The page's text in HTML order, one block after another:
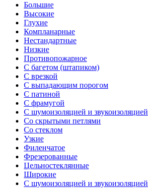
Большие
Высокие
Глухие
Компланарные
Нестандартные
Низкие
Противопожарное
С багетом (штапиком)
С врезкой
С выпадающим порогом
С патиной
С фрамугой
С шумоизоляцией и звукоизоляцией
Со скрытыми петлями
Со стеклом
Узкие
Филенчатое
Фрезерованные
Цельностеклянные
Широкие
С шумоизоляцией и звукоизоляцией